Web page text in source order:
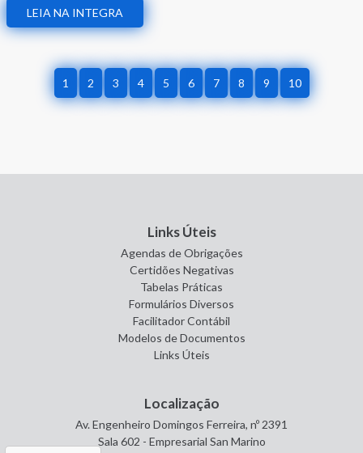
LEIA NA INTEGRA
1 2 3 4 5 6 7 8 9 10
Links Úteis
Agendas de Obrigações
Certidões Negativas
Tabelas Práticas
Formulários Diversos
Facilitador Contábil
Modelos de Documentos
Links Úteis
Localização
Av. Engenheiro Domingos Ferreira, nº 2391
Sala 602 - Empresarial San Marino